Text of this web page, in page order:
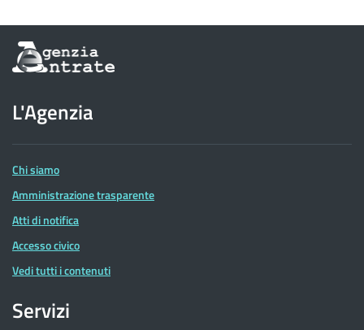
Informazioni
sul
dell'Agenzia
delle
Entrate
L'Agenzia
Chi siamo
Amministrazione trasparente
Atti di notifica
Accesso civico
Vedi tutti i contenuti
Servizi